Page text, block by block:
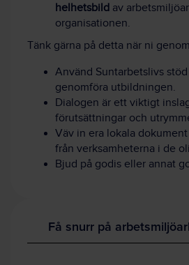
helhetsbild av
organisationen.
Tänk gärna på detta när ni
Använd Suntarbetslivs
genomföra utbildningen.
Dialogen är ett viktigt
förutsättningar och
Väv in era lokala
från verksamheterna i de
Bjud på godis eller annat
Få snurr på